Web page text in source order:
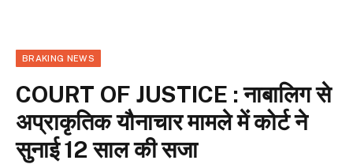
BRAKING NEWS
COURT OF JUSTICE : नाबालिग से
अप्राकृतिक यौनाचार मामले में कोर्ट ने
सुनाई 12 साल की सजा